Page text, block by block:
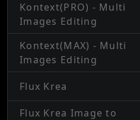
Kontext(PRO) - Multi
Images Editing
Kontext(MAX) - Multi
Images Editing
Flux Krea
Flux Krea Image to